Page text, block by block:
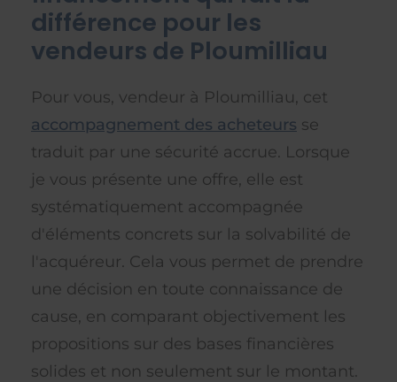
différence pour les
vendeurs de Ploumilliau
Pour vous, vendeur à Ploumilliau, cet
accompagnement des acheteurs se
traduit par une sécurité accrue. Lorsque
je vous présente une offre, elle est
systématiquement accompagnée
d'éléments concrets sur la solvabilité de
l'acquéreur. Cela vous permet de prendre
une décision en toute connaissance de
cause, en comparant objectivement les
propositions sur des bases financières
solides et non seulement sur le montant.